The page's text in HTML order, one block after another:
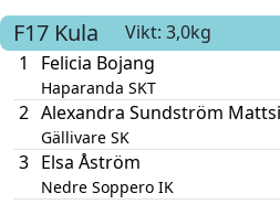
F17 Kula Vikt: 3,0kg
1
Felicia Bojang
Haparanda SKT
2 Alexandra Sundström
Gällivare SK
3 Elsa Åström
Nedre Soppero IK